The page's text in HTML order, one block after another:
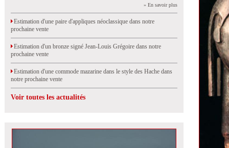
» En savoir plus
Estimation d'une paire d'appliques néoclassique dans notre
prochaine vente
Estimation d'un bronze signé Jean-Louis Grégoire dans notre
prochaine vente
Estimation d'une commode mazarine dans le style des Hache dans
notre prochaine vente
Voir toutes les actualités